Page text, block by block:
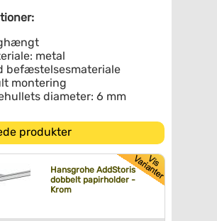
metal
befæstelsesmateriale
montering
diameter: 6 mm
produkter
Hansgrohe AddStoris
dobbelt papirholder -
Krom